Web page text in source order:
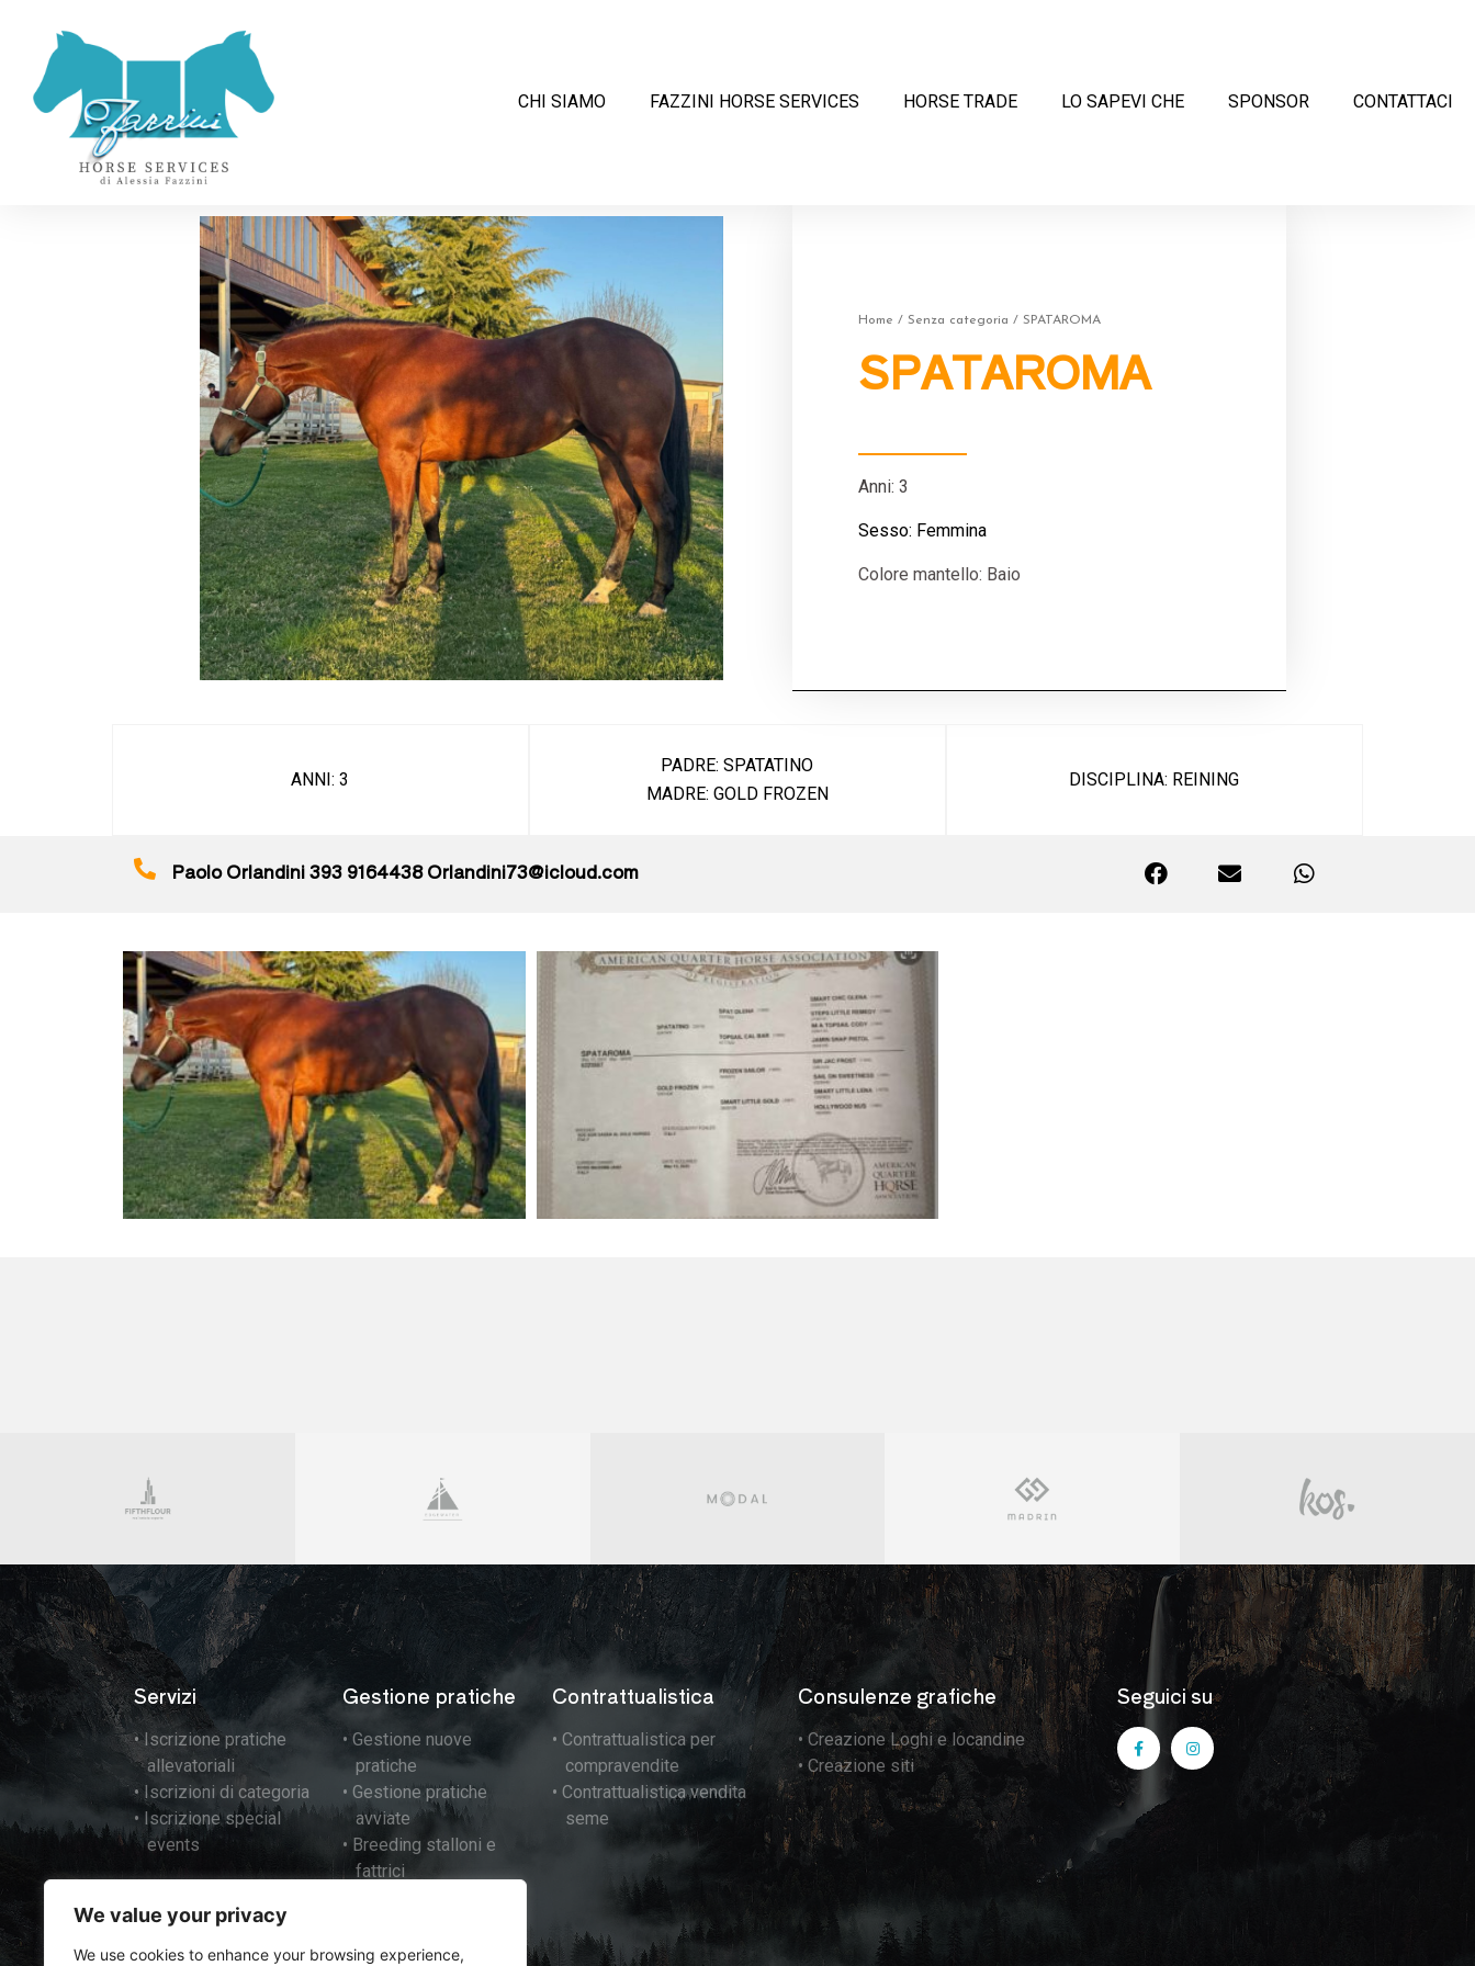
We value your privacy
We use cookies to enhance your browsing experience,
CHI SIAMO FAZZINI HORSE SERVICES HORSE TRADE LO SAPEVI CHE SPONSOR CONTATTACI
Home / Senza categoria / SPATAROMA
SPATAROMA
Anni: 3
Sesso: Femmina
Colore mantello: Baio
ANNI: 3
PADRE: SPATATINO
MADRE: GOLD FROZEN
DISCIPLINA: REINING
Paolo Orlandini 393 9164438 Orlandini73@icloud.com
Servizi
• Iscrizione pratiche
allevatoriali
• Iscrizioni di categoria
• Iscrizione special
events
Gestione pratiche
• Gestione nuove
pratiche
• Gestione pratiche
avviate
• Breeding stalloni e
fattrici
Contrattualistica
• Contrattualistica per
compravendite
• Contrattualistica vendita
seme
Consulenze grafiche
• Creazione Loghi e locandine
• Creazione siti
Seguici su